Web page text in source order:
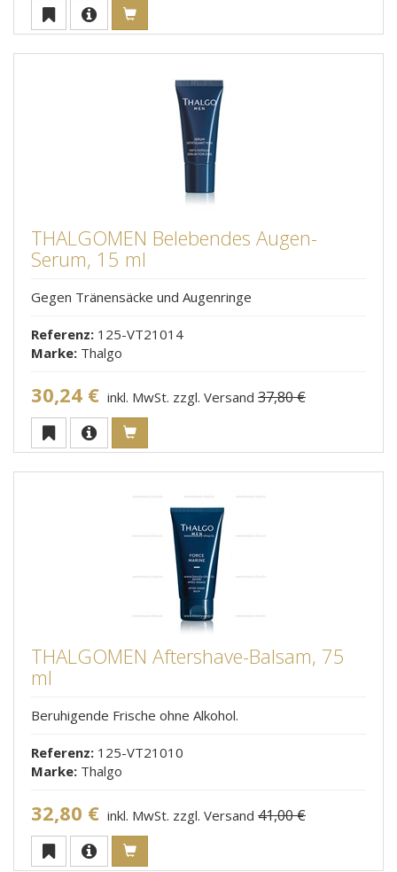
THALGOMEN Belebendes Augen-
Serum, 15 ml
Gegen Tränensäcke und Augenringe
Referenz: 125-VT21014
Marke: Thalgo
30,24 € inkl. MwSt. zzgl. Versand 37,80 €
THALGOMEN Aftershave-Balsam, 75
ml
Beruhigende Frische ohne Alkohol.
Referenz: 125-VT21010
Marke: Thalgo
32,80 € inkl. MwSt. zzgl. Versand 41,00 €